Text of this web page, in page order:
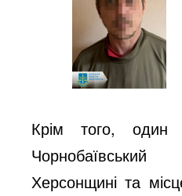
Крім того,
Херсонщині та